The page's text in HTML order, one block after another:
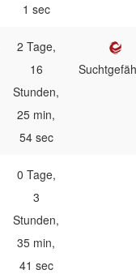
1 sec
2 Tage,
16
Stunden,
25 min,
54 sec
0 Tage,
3
Stunden,
35 min,
41 sec